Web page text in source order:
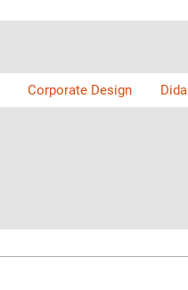
Corporate Design